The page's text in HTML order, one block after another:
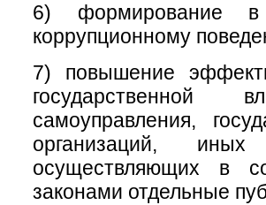
6) формирование в
коррупционному
7) повышение
государственной
самоуправления,
организаций,
осуществляющих в
законами отдельные